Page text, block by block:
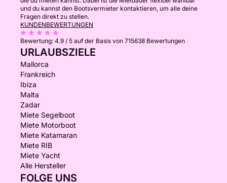
und du kannst den Bootsvermieter kontaktieren, um alle deine
Fragen direkt zu stellen.
KUNDENBEWERTUNGEN
Bewertung: 4.9 / 5 auf der Basis von 715638 Bewertungen
URLAUBSZIELE
Mallorca
Frankreich
Ibiza
Malta
Zadar
Miete Segelboot
Miete Motorboot
Miete Katamaran
Miete RIB
Miete Yacht
Alle Hersteller
FOLGE UNS